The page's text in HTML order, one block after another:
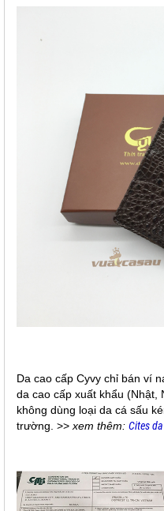
Da cao cấp Cyvy chỉ bán ví
da cao cấp xuất khẩu (Nhật,
không dùng loại da cá sấu
trường. >> xem thêm: Cites